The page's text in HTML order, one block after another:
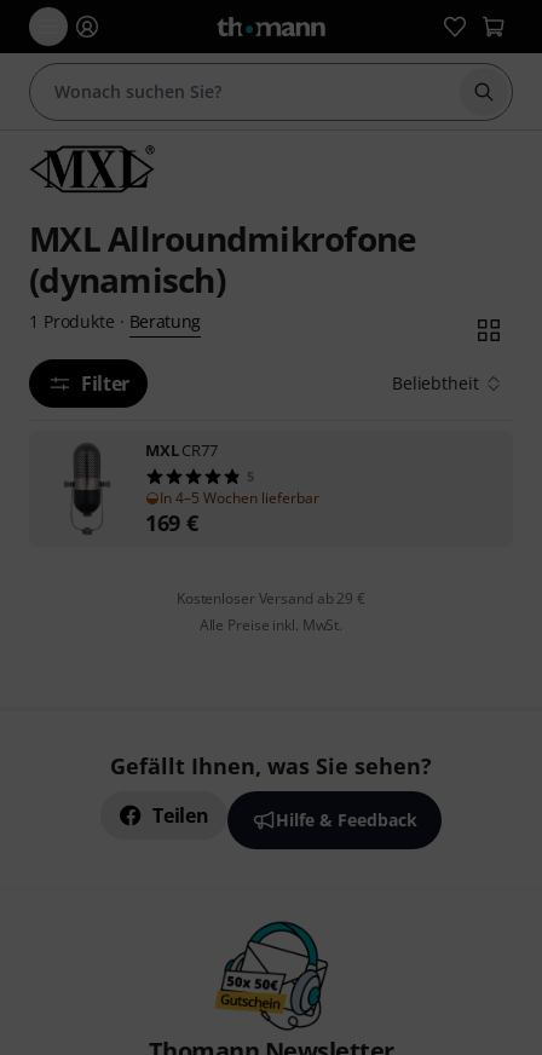
Suche
MXL Allroundmikrofone
(dynamisch)
1 Produkte · Beratung
Filter Beliebtheit
MXLCR77
5
In 4–5 Wochen lieferbar
169 €
Kostenloser Versand ab 29 €
Alle Preise inkl. MwSt.
Gefällt Ihnen, was Sie sehen?
Teilen Hilfe & Feedback